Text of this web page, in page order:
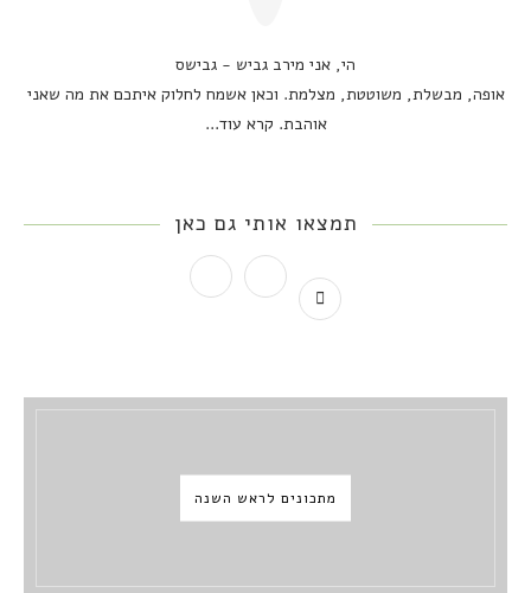
הי, אני מירב גביש - גבישס
אופה, מבשלת, משוטטת, מצלמת. וכאן אשמח לחלוק איתכם את מה שאני
אוהבת. קרא עוד...
תמצאו אותי גם כאן
מתכונים לראש השנה